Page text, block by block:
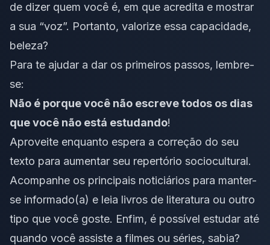
de dizer quem você é, em que acredita e mostrar
a sua “voz”. Portanto, valorize essa capacidade,
beleza?
Para te ajudar a dar os primeiros passos, lembre-
se:
Não é porque você não escreve todos os dias
que você não está estudando!
Aproveite enquanto espera a correção do seu
texto para aumentar seu repertório sociocultural.
Acompanhe os principais noticiários para manter-
se informado(a) e leia livros de literatura ou outro
tipo que você goste. Enfim, é possível estudar até
quando você assiste a filmes ou séries, sabia?